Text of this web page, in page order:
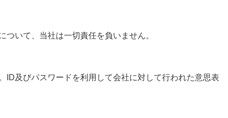
いて、当社は一切責任を負いません。
ID及びパスワードを利用して会社に対して行われた意思表